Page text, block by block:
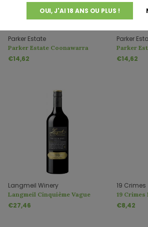
OUI, J'AI 18 ANS OU PLUS !
Parker Estate
Parker Estate Coonawarra
Shiraz
€14,62
Parker
Parker
Cabernet
€14,62
Langmeil Winery
Langmeil Cinquième Vague
Grenache
€27,46
19 Crimes
19
Low
€8,42